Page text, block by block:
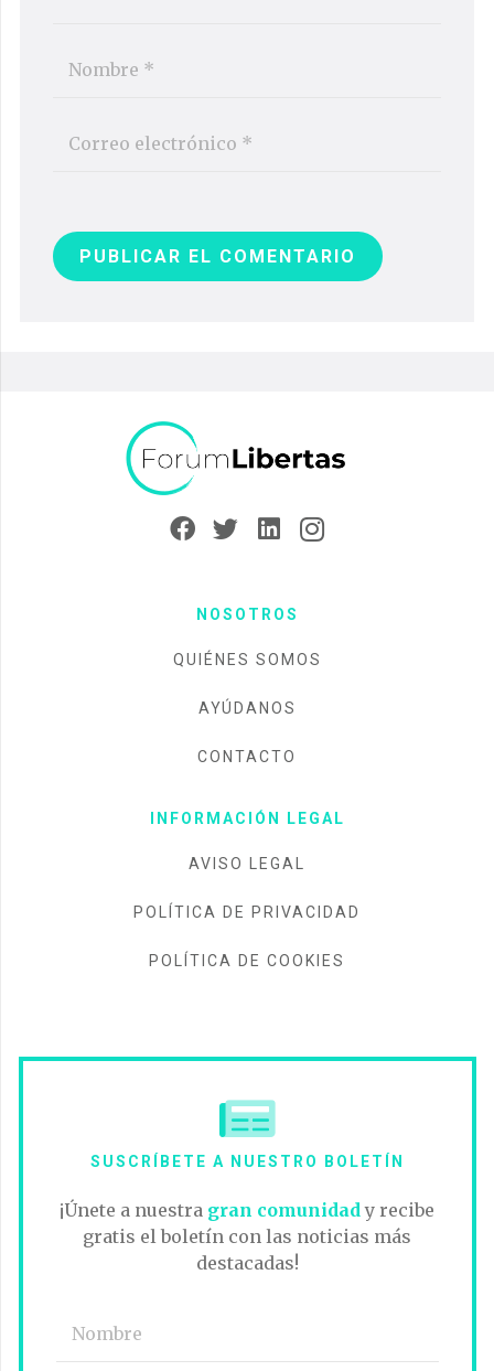
PUBLICAR EL COMENTARIO
NOSOTROS
QUIÉNES SOMOS
AYÚDANOS
CONTACTO
INFORMACIÓN LEGAL
AVISO LEGAL
POLÍTICA DE PRIVACIDAD
POLÍTICA DE COOKIES
SUSCRÍBETE A NUESTRO BOLETÍN
¡Únete a nuestra gran comunidad y recibe
gratis el boletín con las noticias más
destacadas!